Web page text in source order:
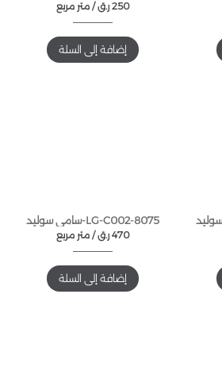
متر مربع / 250 ر.ق
إضافة إلى السلة
LG-C002-8075-سامي سوليد
متر مربع / 470 ر.ق
إضافة إلى السلة